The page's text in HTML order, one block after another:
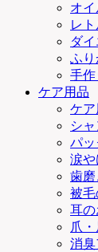
オ
レ
ダ
ふり
手
ケア用品
ケア
シ
パッ
涙や
歯磨
被
耳
爪
消臭